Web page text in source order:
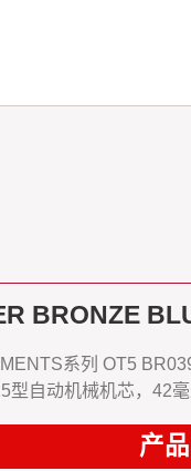
BRONZE
系列 OT5
自动机械机芯，42
产